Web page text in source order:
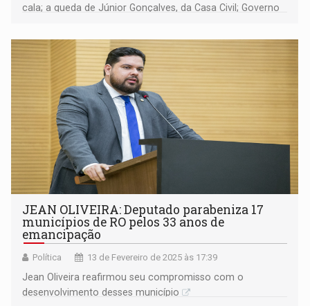
cala; a queda de Júnior Gonçalves, da Casa Civil; Governo
maratona e atletas pedem que prefeitura faça melhorias
no percurso da prova
JEAN OLIVEIRA: Deputado parabeniza 17
municípios de RO pelos 33 anos de
emancipação
Política 13 de Fevereiro de 2025 às 17:39
Jean Oliveira reafirmou seu compromisso com o
desenvolvimento desses município